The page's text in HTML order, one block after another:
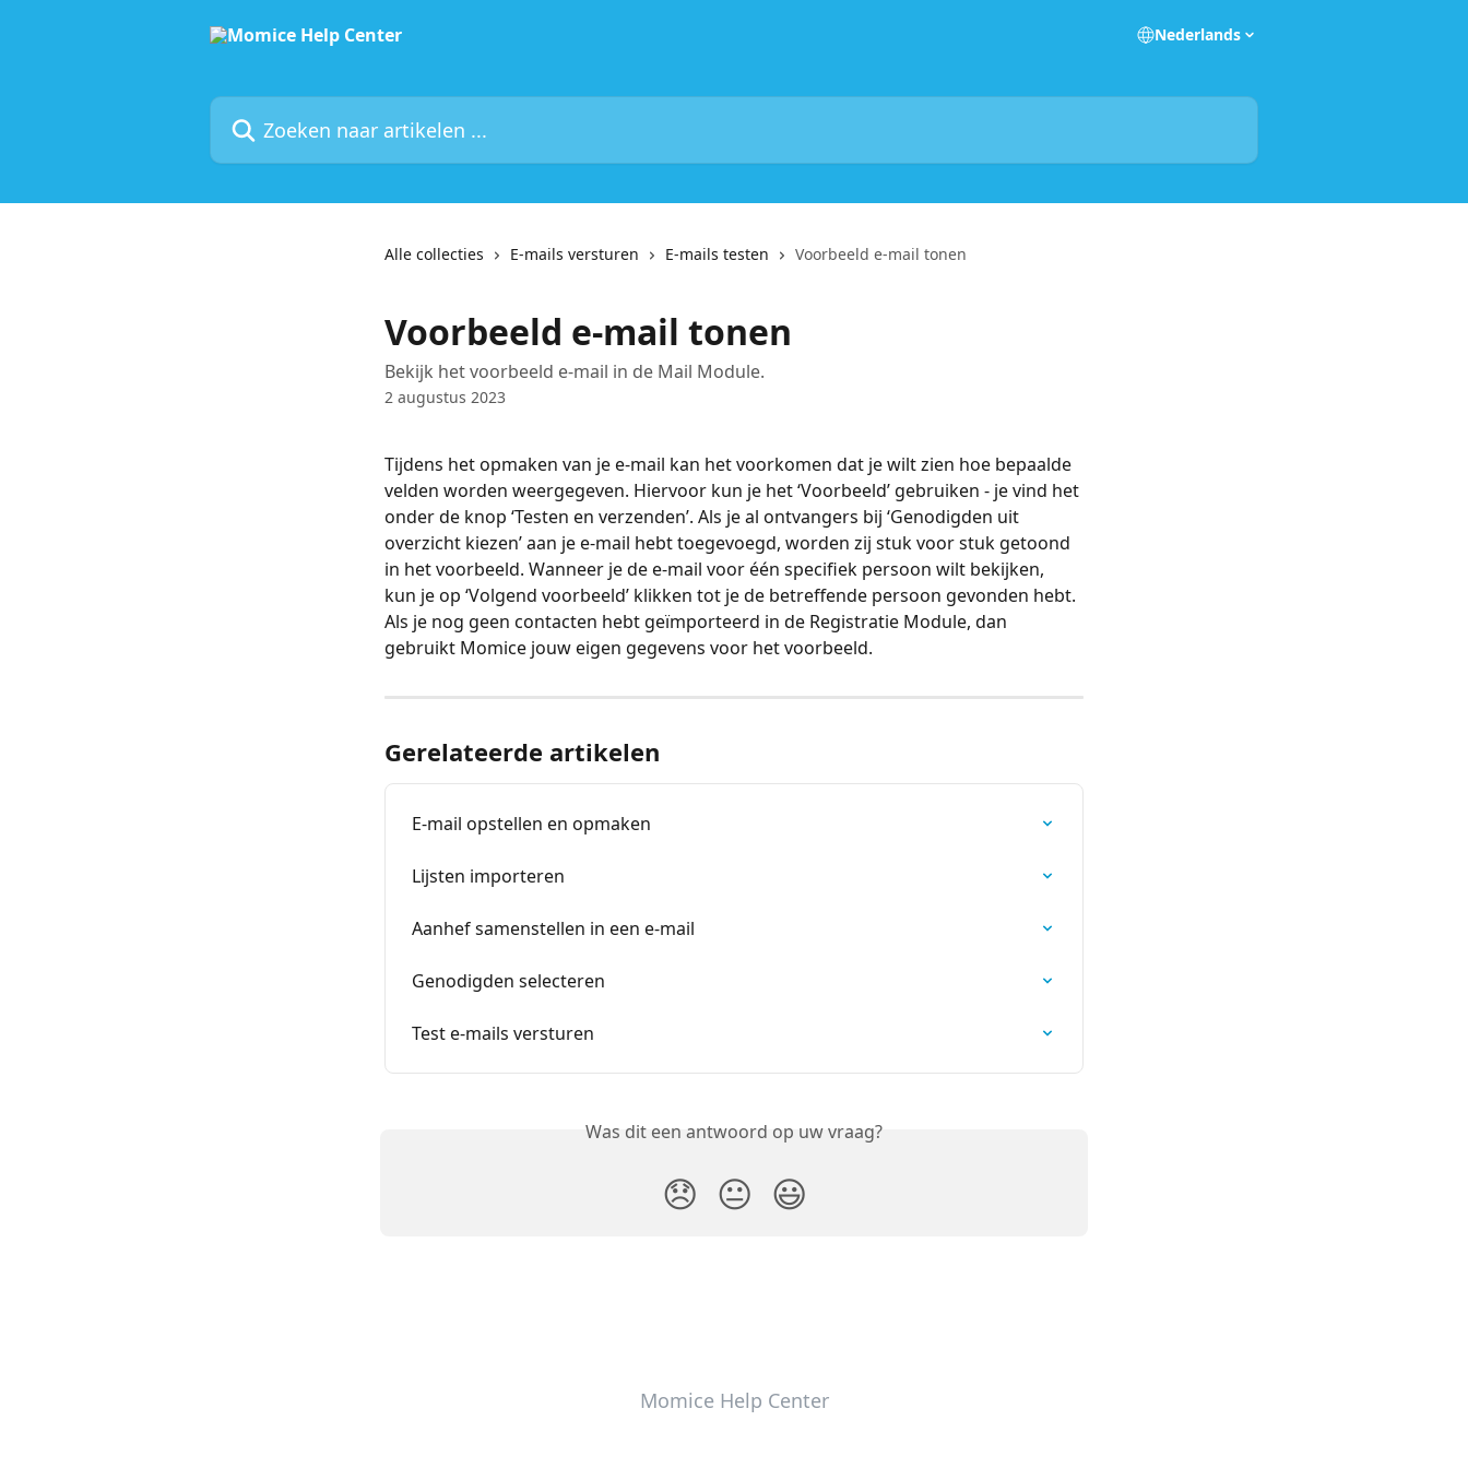
Nederlands
Zoeken naar artikelen ...
Alle collecties E-mails versturen E-mails testen Voorbeeld e-mail tonen
Voorbeeld e-mail tonen
Bekijk het voorbeeld e-mail in de Mail Module.
2 augustus 2023
Tijdens het opmaken van je e-mail kan het voorkomen dat je wilt zien hoe bepaalde
velden worden weergegeven. Hiervoor kun je het ‘Voorbeeld’ gebruiken - je vind het
onder de knop ‘Testen en verzenden’. Als je al ontvangers bij ‘Genodigden uit
overzicht kiezen’ aan je e-mail hebt toegevoegd, worden zij stuk voor stuk getoond
in het voorbeeld. Wanneer je de e-mail voor één specifiek persoon wilt bekijken,
kun je op ‘Volgend voorbeeld’ klikken tot je de betreffende persoon gevonden hebt.
Als je nog geen contacten hebt geïmporteerd in de Registratie Module, dan
gebruikt Momice jouw eigen gegevens voor het voorbeeld.
Gerelateerde artikelen
E-mail opstellen en opmaken
Lijsten importeren
Aanhef samenstellen in een e-mail
Genodigden selecteren
Test e-mails versturen
Was dit een antwoord op uw vraag?
😞 😐 😃
Momice Help Center